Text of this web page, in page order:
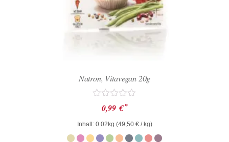
Natron, Vitavegan 20g
Bewertet
mit
0
von
5
0,99 € *
Inhalt: 0.02kg (49,50 €/ kg)